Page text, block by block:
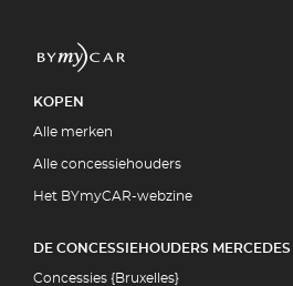
KOPEN
Alle merken
Alle concessiehouders
Het BYmyCAR-webzine
DE CONCESSIEHOUDERS MERCEDES
Concessies {Bruxelles}